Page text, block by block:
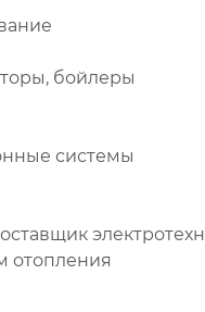
бойлеры
системы
отопления